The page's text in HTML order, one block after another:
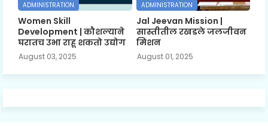
ADMINISTRATION
Women Skill
Development | कौशल्याने
घरातच उभा राहू शकतो उद्योग
August 03, 2025
ADMINISTRATION
Jal Jeevan Mission |
सास्तीतील रखडले जलजीवन
मिशन
August 01, 2025